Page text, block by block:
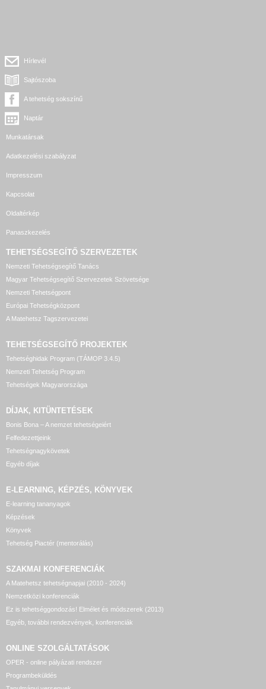
Hírlevél
Sajtószoba
A tehetség sokszínű
Naptár
Munkatársak
Adatkezelési szabályzat
Impresszum
Kapcsolat
Oldaltérkép
Panaszkezelés
TEHETSÉGSEGÍTŐ SZERVEZETEK
Nemzeti Tehetségsegítő Tanács
Magyar Tehetségsegítő Szervezetek Szövetsége
Nemzeti Tehetségpont
Európai Tehetségközpont
A Matehetsz Tagszervezetei
TEHETSÉGSEGÍTŐ PROJEKTEK
Tehetséghidak Program (TÁMOP 3.4.5)
Nemzeti Tehetség Program
Tehetségek Magyarországa
DÍJAK, KITÜNTETÉSEK
Bonis Bona – A nemzet tehetségeiért
Felfedezettjeink
Tehetségnagykövetek
Egyéb díjak
E-LEARNING, KÉPZÉS, KÖNYVEK
E-learning tananyagok
Képzések
Könyvek
Tehetség Piactér (mentorálás)
SZAKMAI KONFERENCIÁK
A Matehetsz tehetségnapjai (2010 - 2024)
Nemzetközi konferenciák
Ez is tehetséggondozás! Elmélet és módszerek (2013)
Egyéb, további rendezvények, konferenciák
ONLINE SZOLGÁLTATÁSOK
OPER - online pályázati rendszer
Programbeküldés